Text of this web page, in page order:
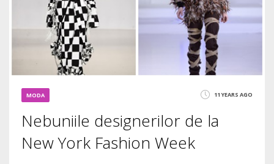
MODA 11 YEARS AGO
Nebuniile designerilor de la
New York Fashion Week